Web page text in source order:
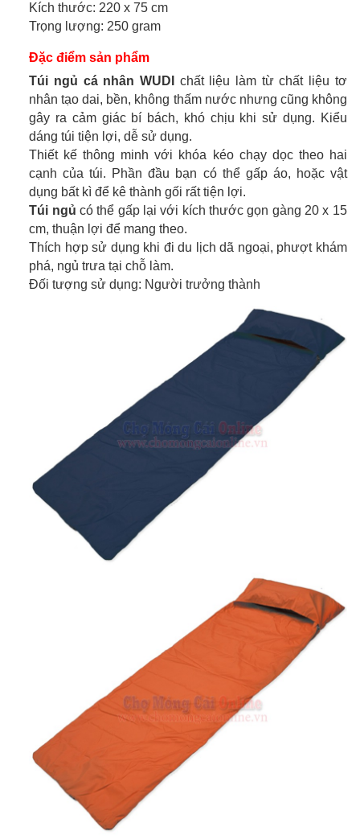
Kích thước: 220 x 75 cm
Trọng lượng: 250 gram
Đặc điểm sản phẩm
Túi ngủ cá nhân WUDI
chất liệu làm từ chất liệu tơ
nhân tạo dai, bền, không thấm nước nhưng cũng không
gây ra cảm giác bí bách, khó chịu khi sử dụng. Kiểu
dáng túi tiện lợi, dễ sử dụng.
Thiết kế thông minh với khóa kéo chạy dọc theo hai
cạnh của túi. Phần đầu bạn có thể gấp áo, hoặc vật
dụng bất kì để kê thành gối rất tiện lợi.
Túi ngủ có thể gấp lại với kích thước gọn gàng 20 x 15
cm, thuận lợi để mang theo.
Thích hợp sử dụng khi đi du lịch dã ngoại, phượt khám
phá, ngủ trưa tại chỗ làm.
Đối tượng sử dụng: Người trưởng thành